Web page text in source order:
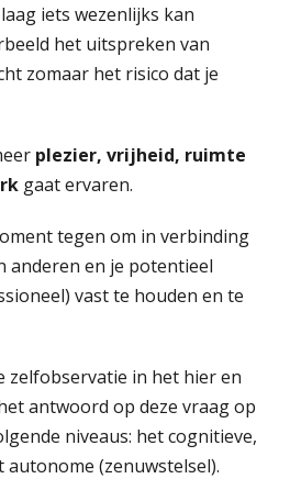
iets wezenlijks kan
het uitspreken van
zomaar het risico dat je
plezier, vrijheid, ruimte
gaat ervaren.
tegen om in verbinding
anderen en je potentieel
vast te houden en te
in het hier en
antwoord op deze vraag op
niveaus: het cognitieve,
(zenuwstelsel).